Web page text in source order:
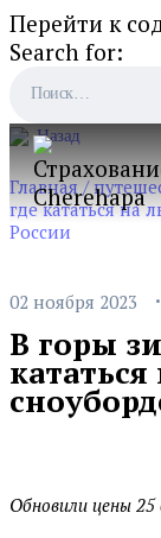
Перейти к
Search for:
Назад
Главная/
где кататься на
России
02 ноября 2023
В горы
Обновили цены